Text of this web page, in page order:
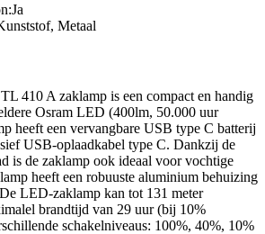
Metaal
410 A zaklamp is een compact en handig
Osram LED (400lm, 50.000 uur
heeft een vervangbare USB type C batterij
USB-oplaadkabel type C. Dankzij de
is de zaklamp ook ideaal voor vochtige
heeft een robuuste aluminium behuizing
LED-zaklamp kan tot 131 meter
brandtijd van 29 uur (bij 10%
schakelniveaus: 100%, 40%, 10%